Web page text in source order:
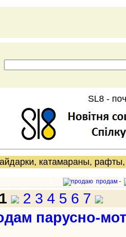
SL8 -
катамараны,
продам -
1 2 3 4 5 6 7
парусно-